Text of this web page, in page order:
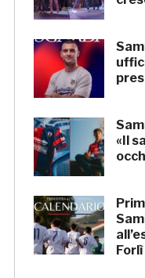
«Il
Forlì